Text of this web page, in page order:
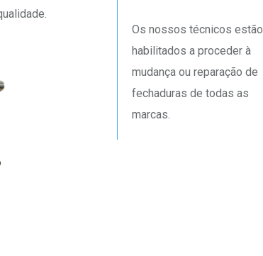
Os nossos técnicos estão
habilitados a proceder à
mudança ou reparação de
fechaduras de todas as
marcas.